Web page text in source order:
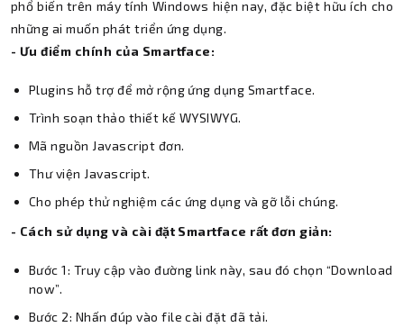
phổ biến trên máy tính Windows hiện nay, đặc biệt hữu ích cho
những ai muốn phát triển ứng dụng.
- Ưu điểm chính của Smartface:
Plugins hỗ trợ để mở rộng ứng dụng Smartface.
Trình soạn thảo thiết kế WYSIWYG.
Mã nguồn Javascript đơn.
Thư viện Javascript.
Cho phép thử nghiệm các ứng dụng và gỡ lỗi chúng.
- Cách sử dụng và cài đặt Smartface rất đơn giản:
Bước 1: Truy cập vào đường link này, sau đó chọn “Download
now”.
Bước 2: Nhấn đúp vào file cài đặt đã tải.